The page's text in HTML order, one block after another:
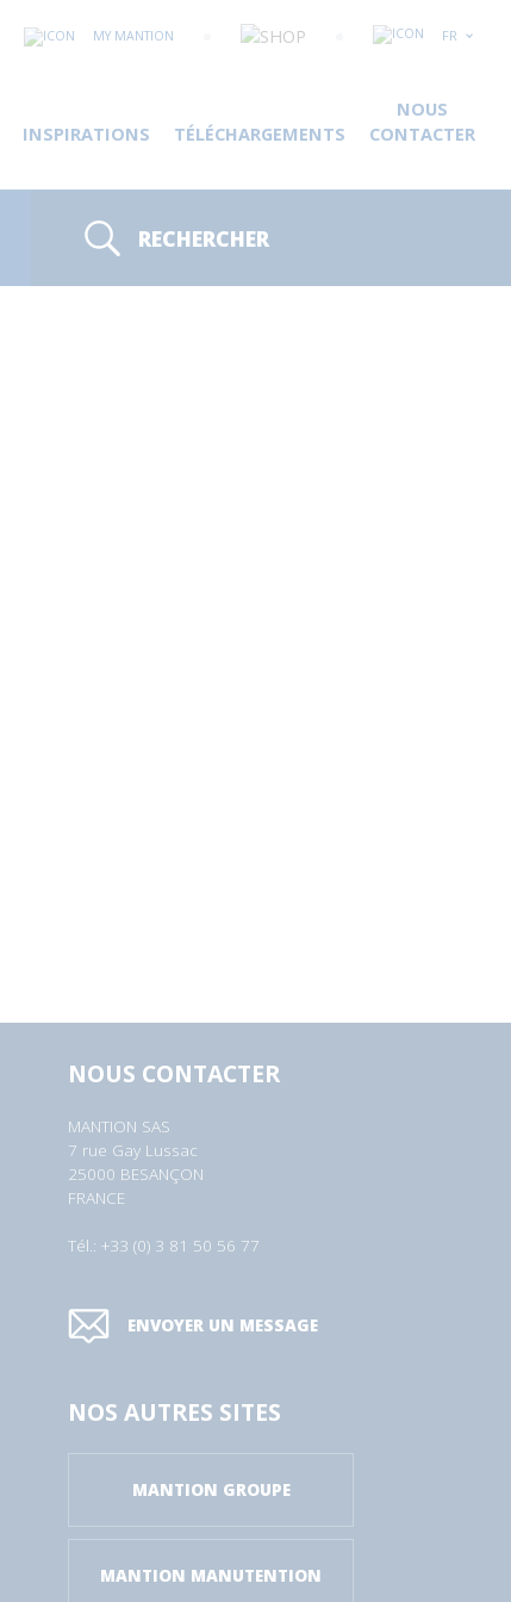
MY MANTION FR
INSPIRATIONS TÉLÉCHARGEMENTS
NOUS
CONTACTER
RECHERCHER
NOUS CONTACTER
MANTION SAS
7 rue Gay Lussac
25000 BESANÇON
FRANCE
Tél.: +33 (0) 3 81 50 56 77
ENVOYER UN MESSAGE
NOS AUTRES SITES
MANTION GROUPE
MANTION MANUTENTION